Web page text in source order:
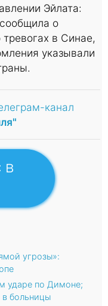
Эйлата:
о
в Синае,
указывали
канал
в
угрозы»:
ударе по Димоне;
в больницы